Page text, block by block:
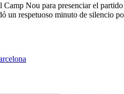
Camp Nou para presenciar el
un respetuoso minuto de silencio